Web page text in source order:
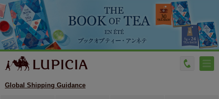
Global Shipping Guidance